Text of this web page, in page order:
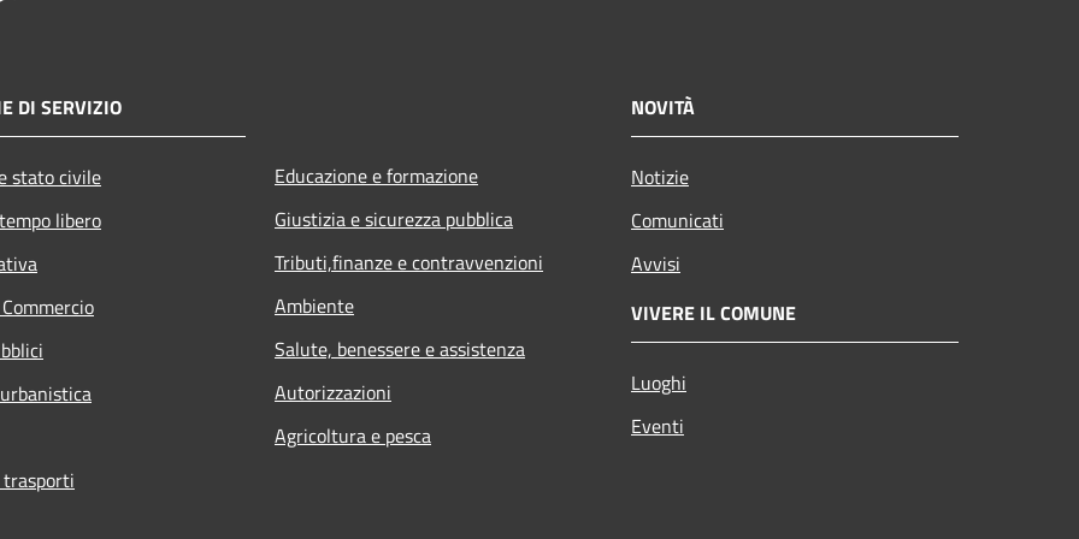
DI SERVIZIO
stato civile
libero
Educazione e formazione
Giustizia e sicurezza pubblica
Tributi,finanze e contravvenzioni
Ambiente
Salute, benessere e assistenza
Autorizzazioni
Agricoltura e pesca
NOVITÀ
Notizie
Comunicati
Avvisi
VIVERE IL COMUNE
Luoghi
Eventi